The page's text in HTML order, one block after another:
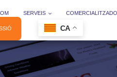
SERVEIS
CA